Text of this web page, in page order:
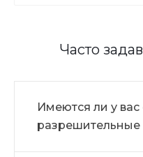
Часто
Имеются ли у